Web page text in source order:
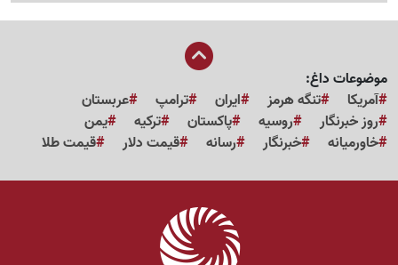
موضوعات داغ:
آمریکا
تنگه هرمز ایران ترامپ
عربستان
روز خبرنگار
روسیه پاکستان ترکیه
یمن
خاورمیانه
خبرنگار رسانه قیمت دلار قیمت طلا